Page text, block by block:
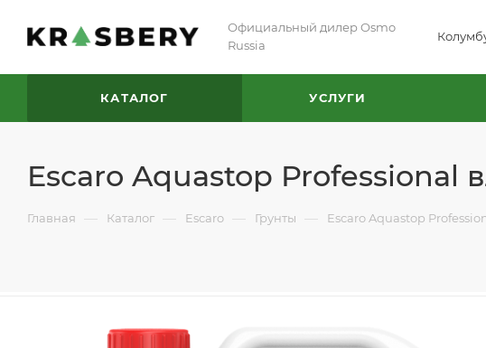
Официальный дилер Osmo
Russia
КАТАЛОГ УСЛУГИ
Escaro Aquastop Professional
Главная — Каталог — Escaro — Грунты — Escaro Aquastop